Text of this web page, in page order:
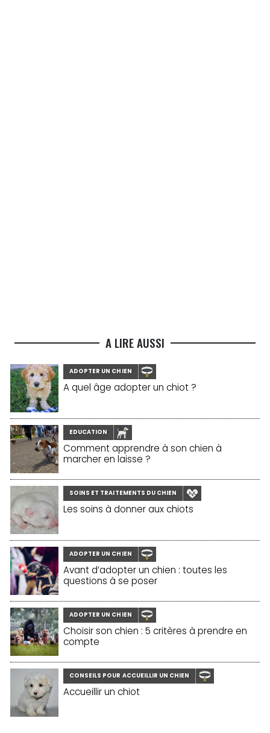
A LIRE AUSSI
ADOPTER UN CHIEN
A quel âge adopter un chiot ?
EDUCATION
Comment apprendre à son chien à
marcher en laisse ?
SOINS ET TRAITEMENTS DU CHIEN
Les soins à donner aux chiots
ADOPTER UN CHIEN
Avant d’adopter un chien : toutes les
questions à se poser
ADOPTER UN CHIEN
Choisir son chien : 5 critères à prendre en
compte
CONSEILS POUR ACCUEILLIR UN CHIEN
Accueillir un chiot